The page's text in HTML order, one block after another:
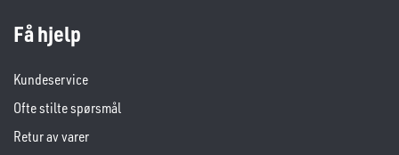
Få hjelp
Kundeservice
Ofte stilte spørsmål
Retur av varer